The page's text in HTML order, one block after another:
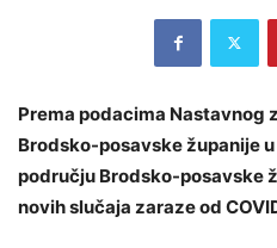
Prema podacima Nastavnog
Brodsko-posavske županije
području Brodsko-posavske
novih slučaja zaraze od